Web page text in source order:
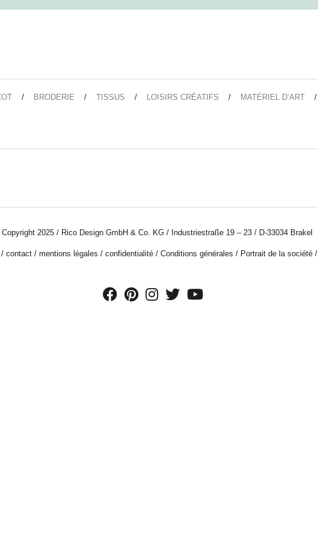
BRODERIE TISSUS LOISIRS CRÉATIFS MATÉRIEL D’ART
2025 / Rico Design GmbH & Co. KG / Industriestraße 19 – 23 / D-33034 Brakel
/ contact/ mentions légales / confidentialité/ Conditions générales / Portrait de la société/